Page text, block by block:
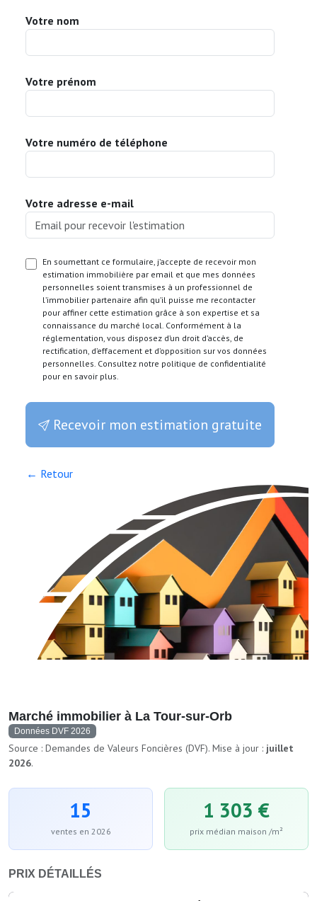
Votre nom
Votre prénom
Votre numéro de téléphone
Votre adresse e-mail
En soumettant ce formulaire, j’accepte de recevoir mon
estimation immobilière par email et que mes données
personnelles soient transmises à un professionnel de
l’immobilier partenaire afin qu’il puisse me recontacter
pour affiner cette estimation grâce à son expertise et sa
connaissance du marché local. Conformément à la
réglementation, vous disposez d’un droit d’accès, de
rectification, d’effacement et d’opposition sur vos données
personnelles. Consultez notre politique de confidentialité
pour en savoir plus.
Recevoir mon estimation gratuite
← Retour
Marché immobilier à La Tour-sur-Orb
Données DVF 2026
Source : Demandes de Valeurs Foncières (DVF). Mise à jour : juillet
2026.
15
ventes en 2026
1 303 €
prix médian maison /m²
PRIX DÉTAILLÉS